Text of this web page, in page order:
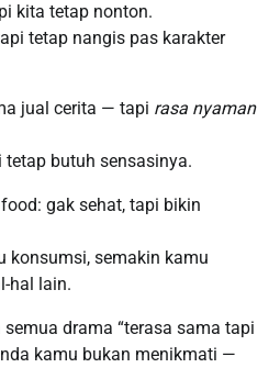
kita tetap nonton.
tetap nangis pas karakter
jual cerita — tapi rasa nyaman
tetap butuh sensasinya.
gak sehat, tapi bikin
konsumsi, semakin kamu
hal lain.
drama “terasa sama tapi
kamu bukan menikmati —